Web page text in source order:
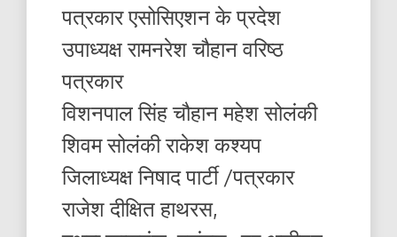
पत्रकार एसोसिएशन के प्रदेश
उपाध्यक्ष रामनरेश चौहान वरिष्ठ
पत्रकार
विशनपाल सिंह चौहान महेश सोलंकी
शिवम सोलंकी राकेश कश्यप
जिलाध्यक्ष निषाद पार्टी /पत्रकार
राजेश दीक्षित हाथरस,